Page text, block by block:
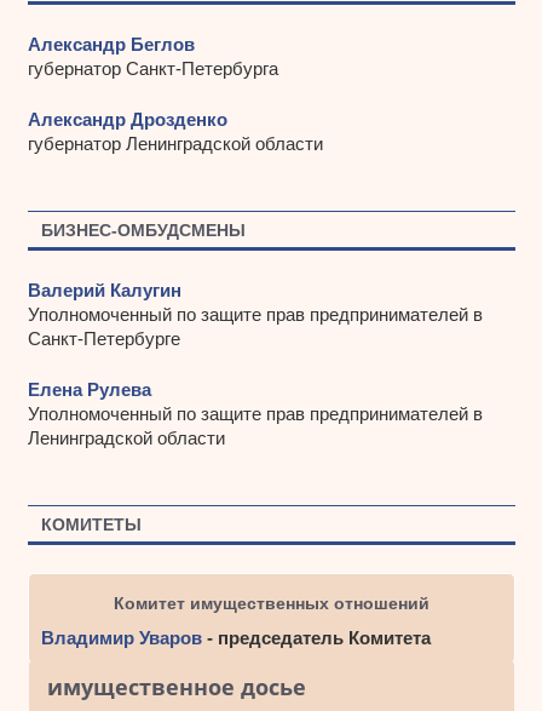
Александр Беглов
губернатор Санкт-Петербурга
Александр Дрозденко
губернатор Ленинградской области
БИЗНЕС-ОМБУДСМЕНЫ
Валерий Калугин
Уполномоченный по защите прав предпринимателей в
Санкт-Петербурге
Елена Рулева
Уполномоченный по защите прав предпринимателей в
Ленинградской области
КОМИТЕТЫ
Комитет имущественных отношений
Владимир Уваров- председатель Комитета
имущественное досье